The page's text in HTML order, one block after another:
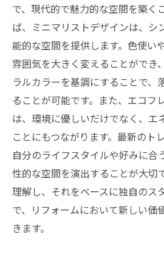
で、現代的で魅力的な空間を築く
ば、ミニマリストデザインは、シ
能的な空間を提供します。色使い
雰囲気を大きく変えることができ
ラルカラーを基調にすることで、
ることが可能です。また、エコフ
は、環境に優しいだけでなく、エ
ことにもつながります。最新のト
自分のライフスタイルや好みに合
性的な空間を演出することが大切
理解し、それをベースに独自のス
で、リフォームにおいて新しい価
きます。